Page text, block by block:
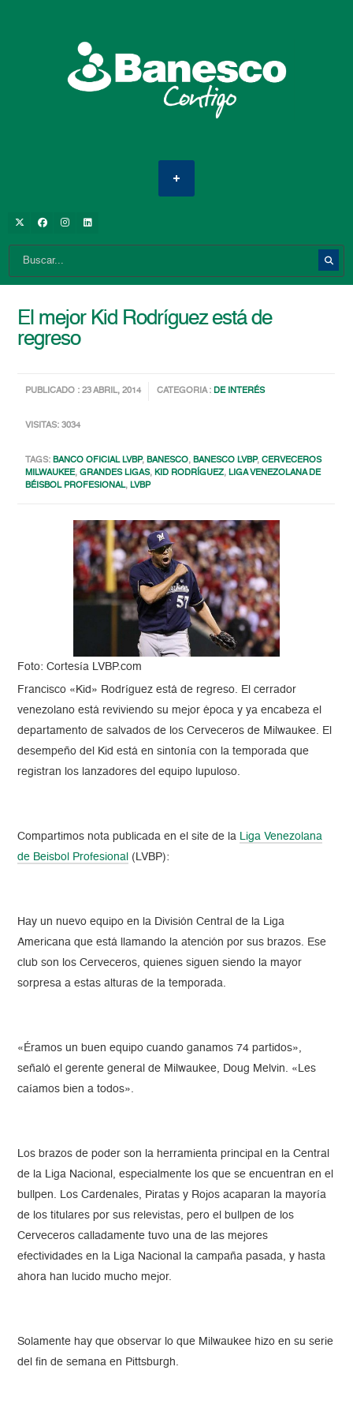
El mejor Kid Rodríguez está de
regreso
PUBLICADO : 23 ABRIL, 2014 CATEGORIA :DE INTERÉS
VISITAS: 3034
TAGS:BANCO OFICIAL LVBP,BANESCO,BANESCO LVBP,CERVECEROS
MILWAUKEE,GRANDES LIGAS,KID RODRÍGUEZ,LIGA VENEZOLANA DE
BÉISBOL PROFESIONAL,LVBP
Foto: Cortesía LVBP.com
Francisco «Kid» Rodríguez está de regreso. El cerrador
venezolano está reviviendo su mejor época y ya encabeza el
departamento de salvados de los Cerveceros de Milwaukee. El
desempeño del Kid está en sintonía con la temporada que
registran los lanzadores del equipo lupuloso.
Compartimos nota publicada en el site de la
Liga Venezolana
de Beisbol Profesional
(LVBP):
Hay un nuevo equipo en la División Central de la Liga
Americana que está llamando la atención por sus brazos. Ese
club son los Cerveceros, quienes siguen siendo la mayor
sorpresa a estas alturas de la temporada.
«Éramos un buen equipo cuando ganamos 74 partidos»,
señaló el gerente general de Milwaukee, Doug Melvin. «Les
caíamos bien a todos».
Los brazos de poder son la herramienta principal en la Central
de la Liga Nacional, especialmente los que se encuentran en el
bullpen. Los Cardenales, Piratas y Rojos acaparan la mayoría
de los titulares por sus relevistas, pero el bullpen de los
Cerveceros calladamente tuvo una de las mejores
efectividades en la Liga Nacional la campaña pasada, y hasta
ahora han lucido mucho mejor.
Solamente hay que observar lo que Milwaukee hizo en su serie
del fin de semana en Pittsburgh.